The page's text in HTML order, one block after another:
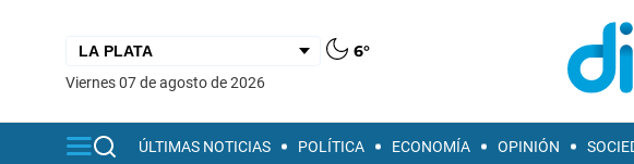
6°
viernes 07 de agosto de 2026
ÚLTIMAS NOTICIAS POLÍTICA ECONOMÍA OPINIÓN